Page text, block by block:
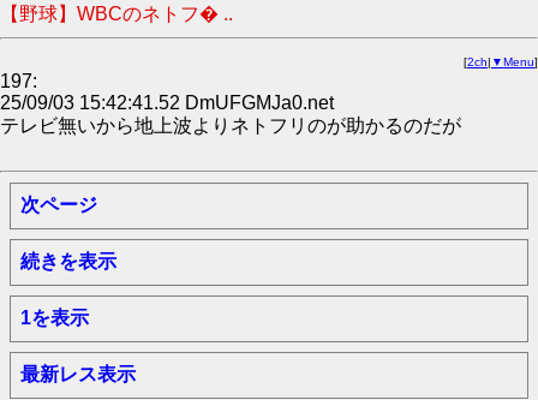
【野球】WBCのネトフ� ..
[2ch| ▼Menu]
197:
25/09/03 15:42:41.52 DmUFGMJa0.net
テレビ無いから地上波よりネトフリのが助かるのだが
次ページ
続きを表示
1を表示
最新レス表示